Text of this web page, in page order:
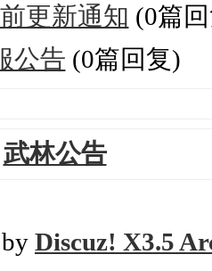
更新通知 (0篇
公告 (0篇回复)
武林公告
Discuz! X3.5